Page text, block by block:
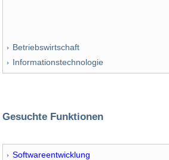
Betriebswirtschaft
Informationstechnologie
Gesuchte Funktionen
Softwareentwicklung